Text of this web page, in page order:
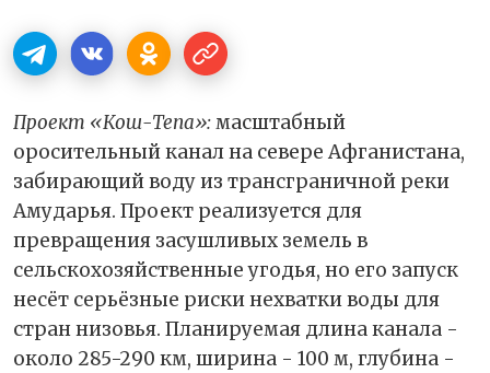
Проект «Кош-Тепа»:масштабный
оросительный канал на севере Афганистана,
забирающий воду из трансграничной реки
Амударья. Проект реализуется для
превращения засушливых земель в
сельскохозяйственные угодья, но его запуск
несёт серьёзные риски нехватки воды для
стран низовья. Планируемая длина канала -
около 285-290 км, ширина - 100 м, глубина -